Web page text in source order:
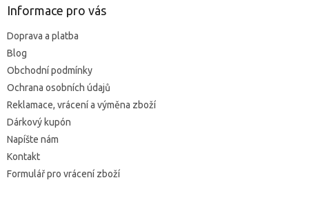
Informace pro vás
Doprava a platba
Blog
Obchodní podmínky
Ochrana osobních údajů
Reklamace, vrácení a výměna zboží
Dárkový kupón
Napíšte nám
Kontakt
Formulář pro vrácení zboží